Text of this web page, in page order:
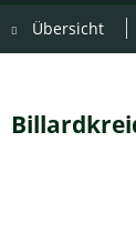
Übersicht